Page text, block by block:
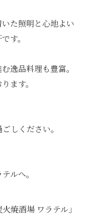
た照明と心地よい
す。
逸品料理も豊富。
ます。
しください。
ルへ。
焼酒場 ワラテル」